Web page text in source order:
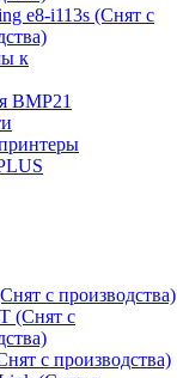
e8-i113s (Снят с
к
BMP21
с производства)
(Снят с
с производства)